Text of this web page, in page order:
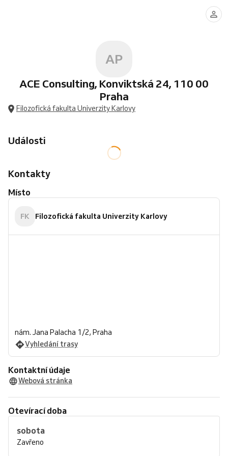
AP
ACE Consulting, Konviktská 24, 110 00
Praha
Filozofická fakulta Univerzity Karlovy
Události
Kontakty
Místo
FK Filozofická fakulta Univerzity Karlovy
nám. Jana Palacha 1/2, Praha
Vyhledání trasy
Kontaktní údaje
Webová stránka
Otevírací doba
sobota
Zavřeno